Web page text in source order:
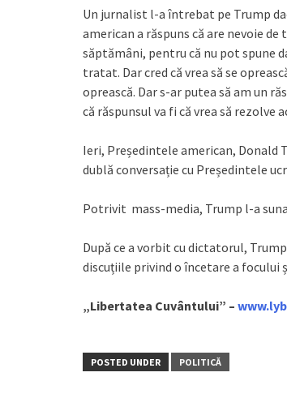
Un jurnalist l-a întrebat pe Trump
american a răspuns că are nevoie
săptămâni, pentru că nu pot spune
tratat. Dar cred că vrea să se
oprească. Dar s-ar putea să am un
că răspunsul va fi că vrea să rezolve
Ieri, Președintele american, Donald
dublă conversație cu Președintele
Potrivit mass-media, Trump l-a
După ce a vorbit cu dictatorul,
discuțiile privind o încetare a focului
„Libertatea Cuvântului” –
POSTED UNDER POLITICĂ